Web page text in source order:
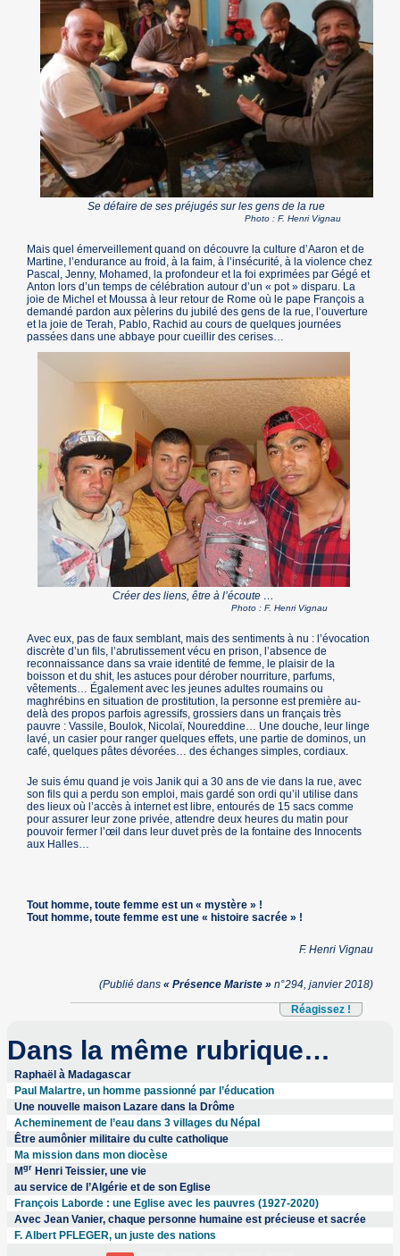
Se défaire de ses préjugés sur les gens de la rue
Photo : F. Henri Vignau
Mais quel émerveillement quand on découvre la culture d’Aaron et de
Martine, l’endurance au froid, à la faim, à l’insécurité, à la violence chez
Pascal, Jenny, Mohamed, la profondeur et la foi exprimées par Gégé et
Anton lors d’un temps de célébration autour d’un « pot » disparu. La
joie de Michel et Moussa à leur retour de Rome où le pape François a
demandé pardon aux pèlerins du jubilé des gens de la rue, l’ouverture
et la joie de Terah, Pablo, Rachid au cours de quelques journées
passées dans une abbaye pour cueillir des cerises…
Créer des liens, être à l’écoute …
Photo : F. Henri Vignau
Avec eux, pas de faux semblant, mais des sentiments à nu : l’évocation
discrète d’un fils, l’abrutissement vécu en prison, l’absence de
reconnaissance dans sa vraie identité de femme, le plaisir de la
boisson et du shit, les astuces pour dérober nourriture, parfums,
vêtements… Également avec les jeunes adultes roumains ou
maghrébins en situation de prostitution, la personne est première au-
delà des propos parfois agressifs, grossiers dans un français très
pauvre : Vassile, Boulok, Nicolaï, Noureddine… Une douche, leur linge
lavé, un casier pour ranger quelques effets, une partie de dominos, un
café, quelques pâtes dévorées… des échanges simples, cordiaux.
Je suis ému quand je vois Janik qui a 30 ans de vie dans la rue, avec
son fils qui a perdu son emploi, mais gardé son ordi qu’il utilise dans
des lieux où l’accès à internet est libre, entourés de 15 sacs comme
pour assurer leur zone privée, attendre deux heures du matin pour
pouvoir fermer l’œil dans leur duvet près de la fontaine des Innocents
aux Halles…
Tout homme, toute femme est un « mystère » !
Tout homme, toute femme est une « histoire sacrée » !
F. Henri Vignau
(Publié dans « Présence Mariste »n°294, janvier 2018)
Réagissez !
Dans la même rubrique…
Raphaël à Madagascar
Paul Malartre, un homme passionné par l’éducation
Une nouvelle maison Lazare dans la Drôme
Acheminement de l’eau dans 3 villages du Népal
Être aumônier militaire du culte catholique
Ma mission dans mon diocèse
Mgr Henri Teissier, une vie
au service de l’Algérie et de son Eglise
François Laborde : une Eglise avec les pauvres (1927-2020)
Avec Jean Vanier, chaque personne humaine est précieuse et sacrée
F. Albert PFLEGER, un juste des nations